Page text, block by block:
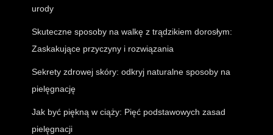
urody
Skuteczne sposoby na walkę z trądzikiem dorosłym:
Zaskakujące przyczyny i rozwiązania
Sekrety zdrowej skóry: odkryj naturalne sposoby na
pielęgnację
Jak być piękną w ciąży: Pięć podstawowych zasad
pielęgnacji